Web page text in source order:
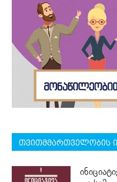
თვითმმართველობის